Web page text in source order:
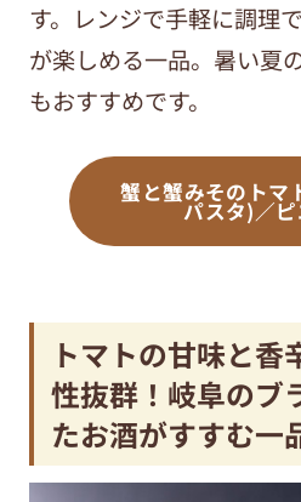
す。レンジで手軽に調理
が楽しめる一品。暑い夏
もおすすめです。
蟹と蟹みそのトマ
パスタ)／ピ
トマトの甘味と香
性抜群！岐阜のブ
たお酒がすすむ一